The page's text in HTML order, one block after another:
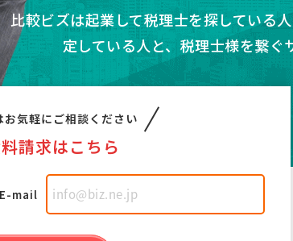
比較ビズは起業して税理士を探している
定している人と、税理士様を繋ぐ
お気軽にご相談ください
請求はこちら
E-mail